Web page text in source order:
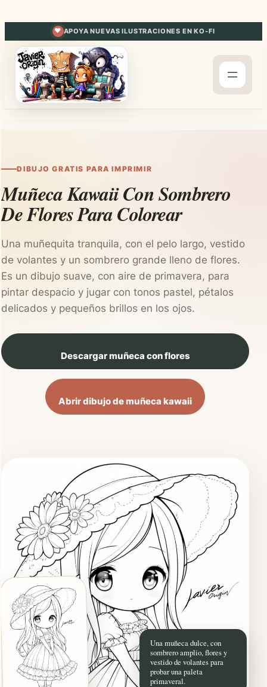
contenido
APOYA NUEVAS ILUSTRACIONES EN KO-FI
DIBUJO GRATIS PARA IMPRIMIR
Muñeca Kawaii Con Sombrero
De Flores Para Colorear
Una muñequita tranquila, con el pelo largo, vestido
de volantes y un sombrero grande lleno de flores.
Es un dibujo suave, con aire de primavera, para
pintar despacio y jugar con tonos pastel, pétalos
delicados y pequeños brillos en los ojos.
Descargar muñeca con flores
Abrir dibujo de muñeca kawaii
Una muñeca dulce, con
sombrero amplio, flores y
vestido de volantes para
probar una paleta
primaveral.